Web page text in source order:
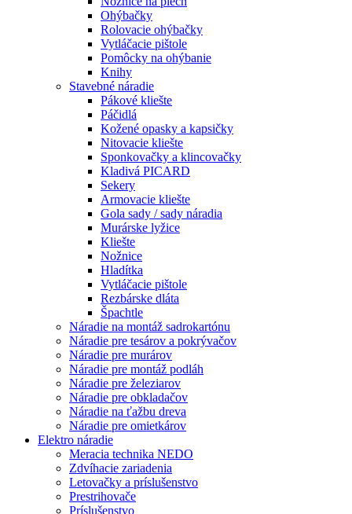
Ohýbačky
Rolovacie ohýbačky
Vytláčacie pištole
Pomôcky na ohýbanie
Knihy
Stavebné náradie
Pákové kliešte
Páčidlá
Kožené opasky a kapsičky
Nitovacie kliešte
Sponkovačky a klincovačky
Kladivá PICARD
Sekery
Armovacie kliešte
Gola sady / sady náradia
Murárske lyžice
Kliešte
Nožnice
Hladítka
Vytláčacie pištole
Rezbárske dláta
Špachtle
Náradie na montáž sadrokartónu
Náradie pre tesárov a pokrývačov
Náradie pre murárov
Náradie pre montáž podláh
Náradie pre železiarov
Náradie pre obkladačov
Náradie na ťažbu dreva
Náradie pre omietkárov
Elektro náradie
Meracia technika NEDO
Zdvíhacie zariadenia
Letovačky a príslušenstvo
Prestrihovače
Príslušenstvo